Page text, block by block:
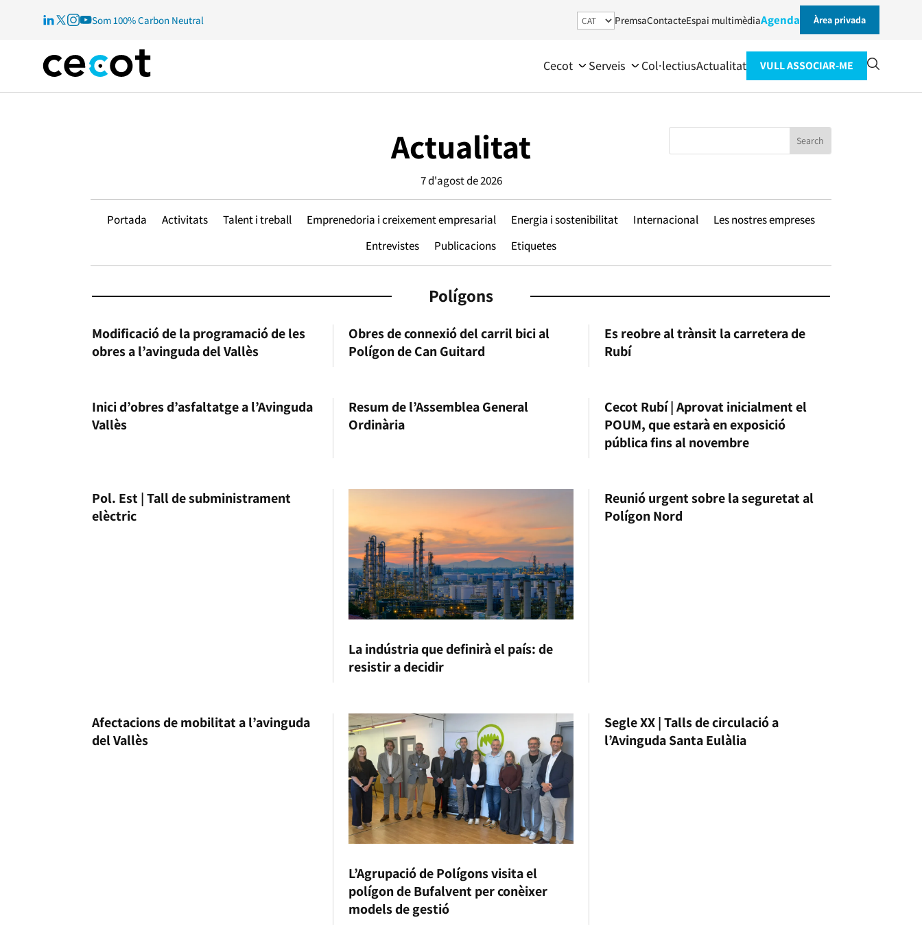
Som 100% Carbon Neutral PremsaContacteEspai multimèdiaAgenda Àrea privada
Cecot Serveis Col·lectiusActualitat VULL ASSOCIAR-ME
Actualitat
7 d'agost de 2026
Portada Activitats Talent i treball Emprenedoria i creixement empresarial Energia i sostenibilitat Internacional
Les nostres empreses
Entrevistes
Publicacions Etiquetes
Polígons
Modificació de la programació de les
obres a l’avinguda del Vallès
Obres de connexió del carril bici al
Polígon de Can Guitard
Es reobre al trànsit la carretera de
Rubí
Inici d’obres d’asfaltatge a l’Avinguda
Vallès
Resum de l’Assemblea General
Ordinària
Cecot Rubí | Aprovat inicialment el
POUM, que estarà en exposició
pública fins al novembre
Pol. Est | Tall de subministrament
elèctric
La indústria que definirà el país: de
resistir a decidir
Reunió urgent sobre la seguretat al
Polígon Nord
Afectacions de mobilitat a l’avinguda
del Vallès
L’Agrupació de Polígons visita el
polígon de Bufalvent per conèixer
models de gestió
Segle XX | Talls de circulació a
l’Avinguda Santa Eulàlia